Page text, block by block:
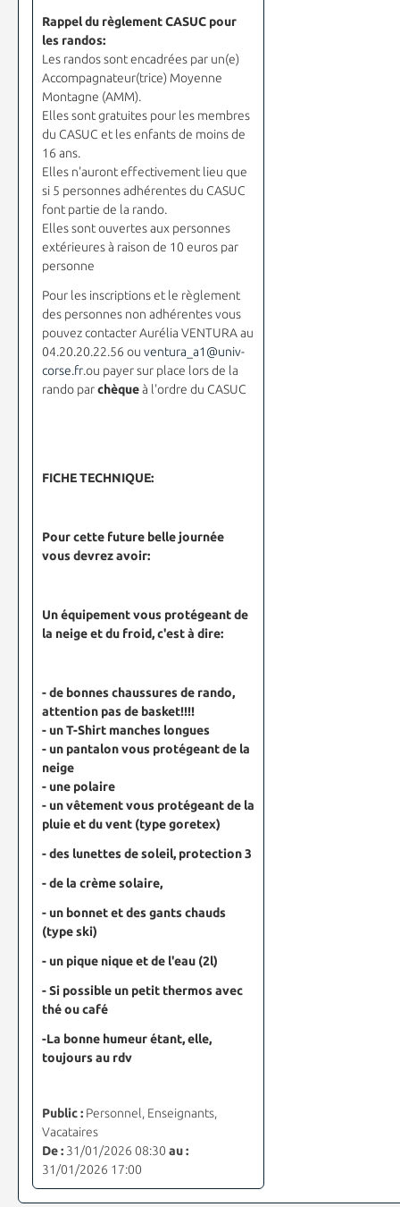
Rappel du règlement CASUC pour
les randos:
Les randos sont encadrées par un(e)
Accompagnateur(trice) Moyenne
Montagne (AMM).
Elles sont gratuites pour les membres
du CASUC et les enfants de moins de
16 ans.
Elles n'auront effectivement lieu que
si 5 personnes adhérentes du CASUC
font partie de la rando.
Elles sont ouvertes aux personnes
extérieures à raison de 10 euros par
personne
Pour les inscriptions et le règlement
des personnes non adhérentes vous
pouvez contacter Aurélia VENTURA au
04.20.20.22.56 ou ventura_a1@univ-
corse.fr.ou payer sur place lors de la
rando parchèqueà l'ordre du CASUC
FICHE TECHNIQUE:
Pour cette future belle journée
vous devrez avoir:
Un équipement vous protégeant de
la neige et du froid, c'est à dire:
- de bonnes chaussures de rando,
attention pas de basket!!!!
- un T-Shirt manches longues
- un pantalon vous protégeant de la
neige
- une polaire
- un vêtement vous protégeant de la
pluie et du vent (type goretex)
- des lunettes de soleil, protection 3
- de la crème solaire,
- un bonnet et des gants chauds
(type ski)
- un pique nique et de l'eau (2l)
- Si possible un petit thermos avec
thé ou café
-La bonne humeur étant, elle,
toujours au rdv
Public :Personnel, Enseignants,
Vacataires
De :31/01/2026 08:30 au :
31/01/2026 17:00